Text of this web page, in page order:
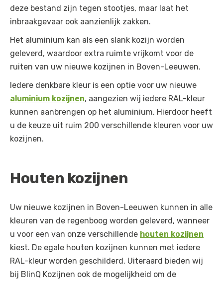
deze bestand zijn tegen stootjes, maar laat het
inbraakgevaar ook aanzienlijk zakken.
Het aluminium kan als een slank kozijn worden
geleverd, waardoor extra ruimte vrijkomt voor de
ruiten van uw nieuwe kozijnen in Boven-Leeuwen.
Iedere denkbare kleur is een optie voor uw nieuwe
aluminium kozijnen, aangezien wij iedere RAL-kleur
kunnen aanbrengen op het aluminium. Hierdoor heeft
u de keuze uit ruim 200 verschillende kleuren voor uw
kozijnen.
Houten kozijnen
Uw nieuwe kozijnen in Boven-Leeuwen kunnen in alle
kleuren van de regenboog worden geleverd, wanneer
u voor een van onze verschillende houten kozijnen
kiest. De egale houten kozijnen kunnen met iedere
RAL-kleur worden geschilderd. Uiteraard bieden wij
bij BlinQ Kozijnen ook de mogelijkheid om de